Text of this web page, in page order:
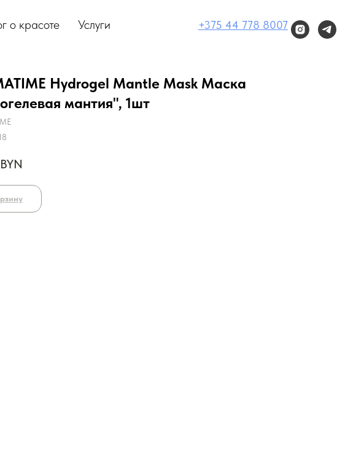
о красоте Услуги +375 44 778 8007
Hydrogel Mantle Mask Маска
мантия", 1шт
BYN